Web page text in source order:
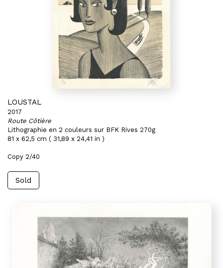
LOUSTAL
2017
Route Côtière
Lithographie en 2 couleurs sur BFK Rives 270g
81 x 62,5 cm ( 31,89 x 24,41 in )
Copy 2/40
Sold